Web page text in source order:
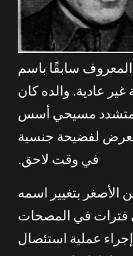
سابقًا باسم
غير عادية. والده كان
متشدد مسيحي أسس
لفضيحة جنسية
في وقت لاحق.
الأصغر بتغيير اسمه
فترات في المصحات
إجراء عملية استئصال